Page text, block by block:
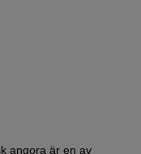
angora är en av